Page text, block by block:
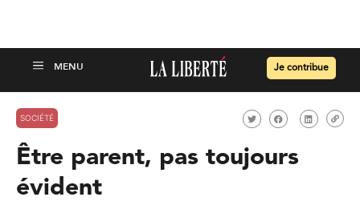
Je contribue
SOCIÉTÉ
Être parent, pas toujours
évident